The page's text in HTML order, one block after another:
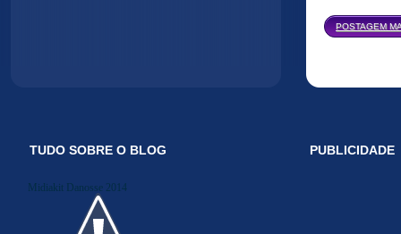
POSTAGEM
TUDO SOBRE O BLOG
Midiakit Danosse 2014
PUBLICIDADE